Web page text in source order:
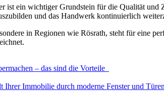
ist ein wichtiger Grundstein für die Qualität
und das Handwerk kontinuierlich
in Regionen wie Rösrath, steht für eine
– das sind die Vorteile
Ihrer Immobilie durch moderne Fenster und Türen